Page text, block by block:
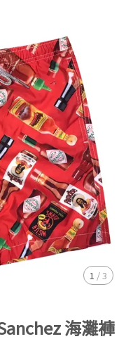
1 /3
海灘褲